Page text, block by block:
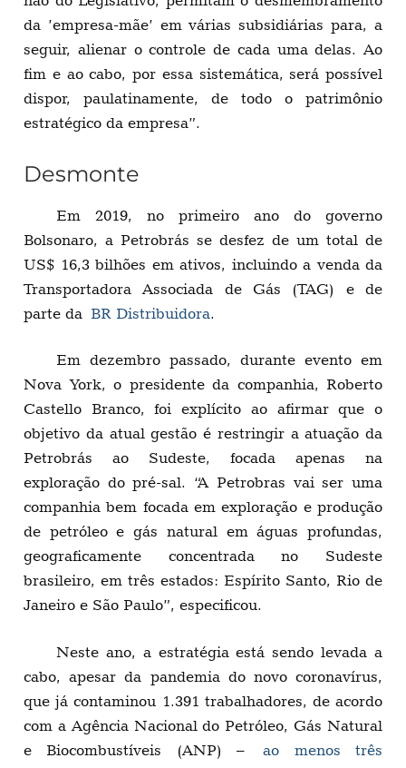
da ’empresa-mãe’ em várias subsidiárias para, a
seguir, alienar o controle de cada uma delas. Ao
fim e ao cabo, por essa sistemática, será possível
dispor, paulatinamente, de todo o patrimônio
estratégico da empresa”.
Desmonte
Em 2019, no primeiro ano do governo
Bolsonaro, a Petrobrás se desfez de um total de
US$ 16,3 bilhões em ativos, incluindo a venda da
Transportadora Associada de Gás (TAG) e de
parte da BR Distribuidora.
Em dezembro passado, durante evento em
Nova York, o presidente da companhia, Roberto
Castello Branco, foi explícito ao afirmar que o
objetivo da atual gestão é restringir a atuação da
Petrobrás ao Sudeste, focada apenas na
exploração do pré-sal. “A Petrobras vai ser uma
companhia bem focada em exploração e produção
de petróleo e gás natural em águas profundas,
geograficamente concentrada no Sudeste
brasileiro, em três estados: Espírito Santo, Rio de
Janeiro e São Paulo”, especificou.
Neste ano, a estratégia está sendo levada a
cabo, apesar da pandemia do novo coronavírus,
que já contaminou 1.391 trabalhadores, de acordo
com a Agência Nacional do Petróleo, Gás Natural
e Biocombustíveis (ANP) –ao menos três